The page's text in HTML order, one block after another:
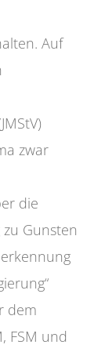
Auf
zwar
die
Gunsten
dem
FSM und